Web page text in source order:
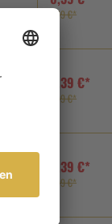
7,99 €*
6,39 €*
7,99 €*
6,39 €*
7,99 €*